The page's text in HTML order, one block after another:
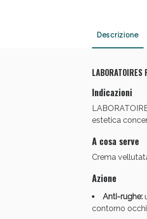
Descrizione
Indicazioni
estetica
A cosa serve
Crema
Azione
Anti-rughe:
contorno